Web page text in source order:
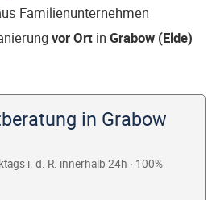
Familienunternehmen
vor Ort in Grabow (Elde)
in Grabow
i. d. R. innerhalb 24h · 100%